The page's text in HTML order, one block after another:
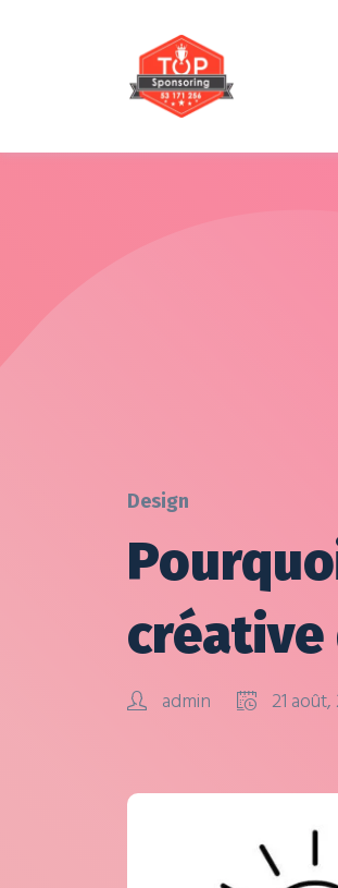
Design
créative
admin 21